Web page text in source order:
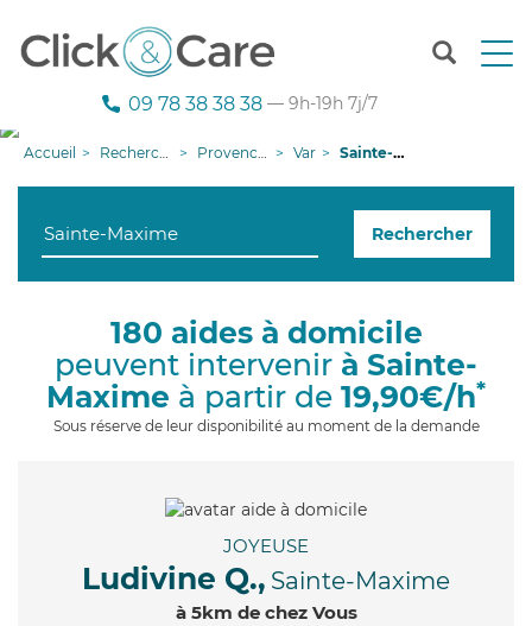
T
n
g
09 78 38 38 38 — 9h-19h 7j/7
Accueil Recherche aide à domicile Provence-Alpes-Côte d'Azur Var Sainte-Maxime
Rechercher
180 aides à domicile
peuvent intervenir à Sainte-
Maxime à partir de 19,90€/h*
Sous réserve de leur disponibilité au moment de la demande
JOYEUSE
Ludivine Q., Sainte-Maxime
à 5km de chez Vous